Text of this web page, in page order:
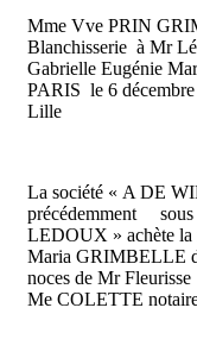
Mme Vve PRIN
Blanchisserie à Mr
Gabrielle Eugénie
PARIS le 6
Lille
La société « A DE
précédemment
LEDOUX » achète la
Maria GRIMBELLE
noces de Mr
Me COLETTE